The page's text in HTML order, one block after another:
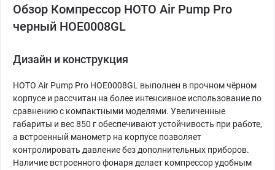
Обзор Компрессор HOTO Air Pump Pro
черный HOE0008GL
Дизайн и конструкция
HOTO Air Pump Pro HOE0008GL выполнен в прочном чёрном
корпусе и рассчитан на более интенсивное использование по
сравнению с компактными моделями. Увеличенные
габариты и вес 850 г обеспечивают устойчивость при работе,
а встроенный манометр на корпусе позволяет
контролировать давление без дополнительных приборов.
Наличие встроенного фонаря делает компрессор удобным